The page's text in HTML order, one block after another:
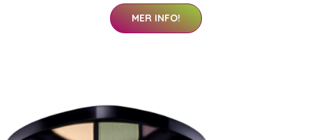
MER INFO!